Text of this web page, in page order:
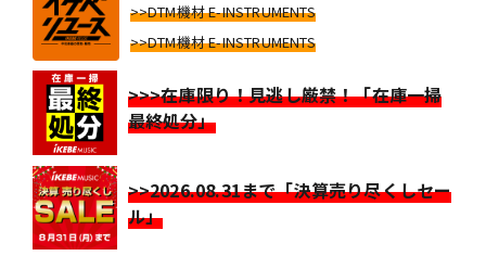
>>DTM機材 E-INSTRUMENTS
>>DTM機材 E-INSTRUMENTS
>>>在庫限り！見逃し厳禁！「在庫一掃
最終処分」
>>2026.08.31まで「決算売り尽くしセー
ル」